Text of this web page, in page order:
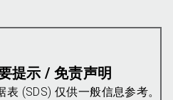
提示 / 免责声明
(SDS) 仅供一般信息参考。